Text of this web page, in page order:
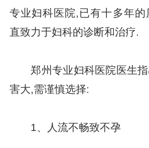
专业妇科医院,已有十多年的
直致力于妇科的诊断和治疗.
郑州专业妇科医院医生指
害大,需谨慎选择:
1、人流不畅致不孕